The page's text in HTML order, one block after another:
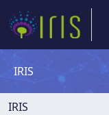
IRIS
IRIS